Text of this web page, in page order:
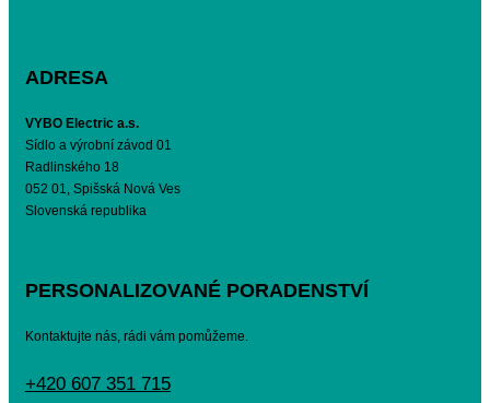
ADRESA
VYBO Electric a.s.
Sídlo a výrobní závod 01
Radlinského 18
052 01, Spišská Nová Ves
Slovenská republika
PERSONALIZOVANÉ PORADENSTVÍ
Kontaktujte nás, rádi vám pomůžeme.
+420 607 351 715